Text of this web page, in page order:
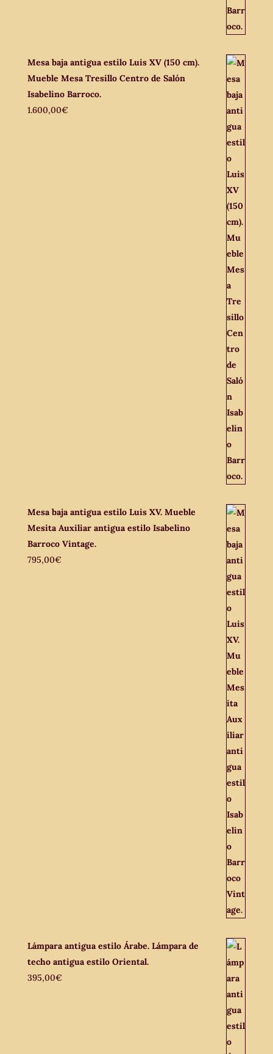
Mesa baja antigua estilo Luis XV (150 cm).
Mueble Mesa Tresillo Centro de Salón
Isabelino Barroco.
1.600,00€
Mesa baja antigua estilo Luis XV. Mueble
Mesita Auxiliar antigua estilo Isabelino
Barroco Vintage.
795,00€
Lámpara antigua estilo Árabe. Lámpara de
techo antigua estilo Oriental.
395,00€